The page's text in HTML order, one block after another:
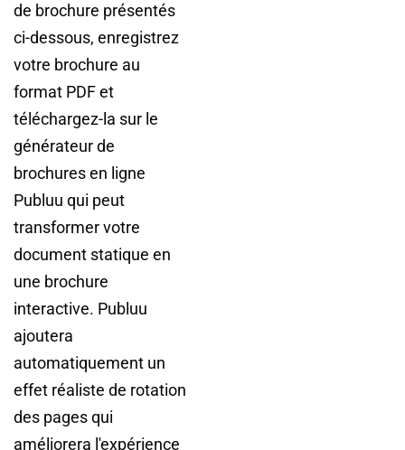
de brochure présentés
ci-dessous, enregistrez
votre brochure au
format PDF et
téléchargez-la sur le
générateur de
brochures en ligne
Publuu qui peut
transformer votre
document statique en
une brochure
interactive. Publuu
ajoutera
automatiquement un
effet réaliste de rotation
des pages qui
améliorera l'expérience